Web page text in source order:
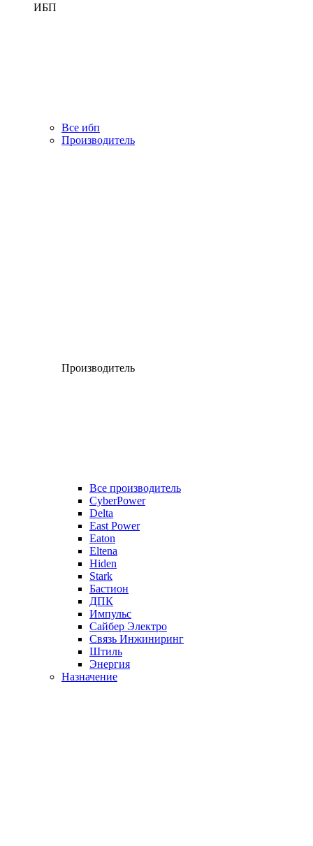
ИБП
Все ибп
Производитель
Производитель
Все производитель
CyberPower
Delta
East Power
Eaton
Eltena
Hiden
Stark
Бастион
ДПК
Импульс
Сайбер Электро
Связь Инжиниринг
Штиль
Энергия
Назначение